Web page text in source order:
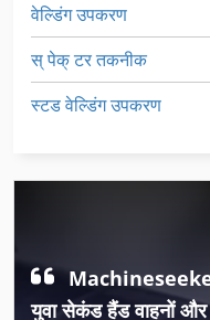
वेल्डिंग उपकरण
स् पेक् टर तकनीक
स्टड वेल्डिंग उपकरण
Machineseeker
युवा सेकंड हैंड वाहनों